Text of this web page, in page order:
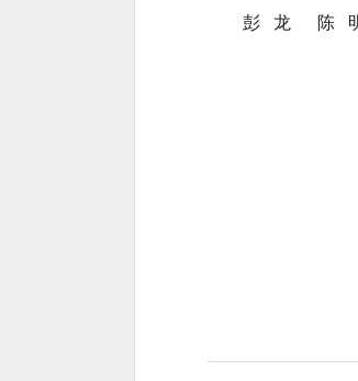
彭 龙 陈